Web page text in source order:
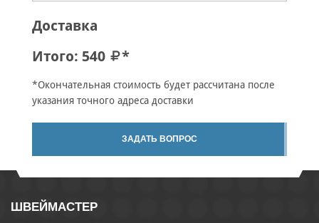
Доставка
Итого: 540 *
*Окончательная стоимость будет рассчитана после
указания точного адреса доставки
ЗАДАТЬ ВОПРОС
ШВЕЙМАСТЕР